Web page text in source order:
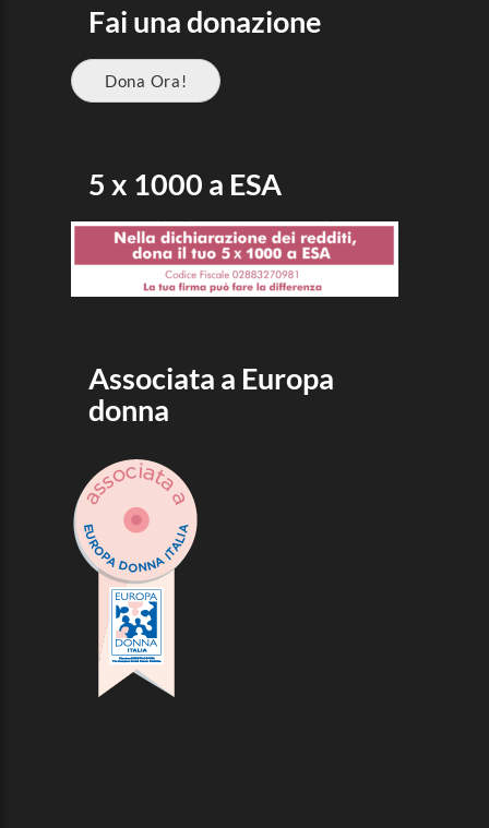
Fai una donazione
Dona Ora!
5 x 1000 a ESA
Associata a Europa
donna